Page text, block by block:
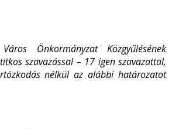
Önkormányzat Közgyűlésének
szavazással – 17 igen szavazattal,
nélkül az alábbi határozatot